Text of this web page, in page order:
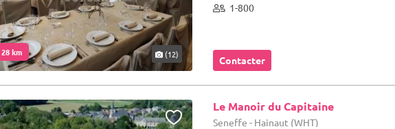
km (12)
1-800
Contacter
Le Manoir du Capitaine
Seneffe - Hainaut (WHT)